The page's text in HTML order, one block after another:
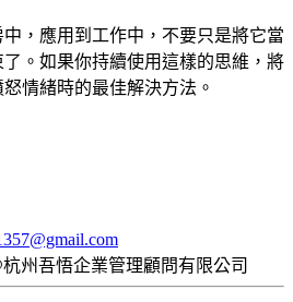
，應用到工作中，不要只是將它當
。如果你持續使用這樣的思維，將
情緒時的最佳解決方法。
州吾悟企業管理顧問有限公司